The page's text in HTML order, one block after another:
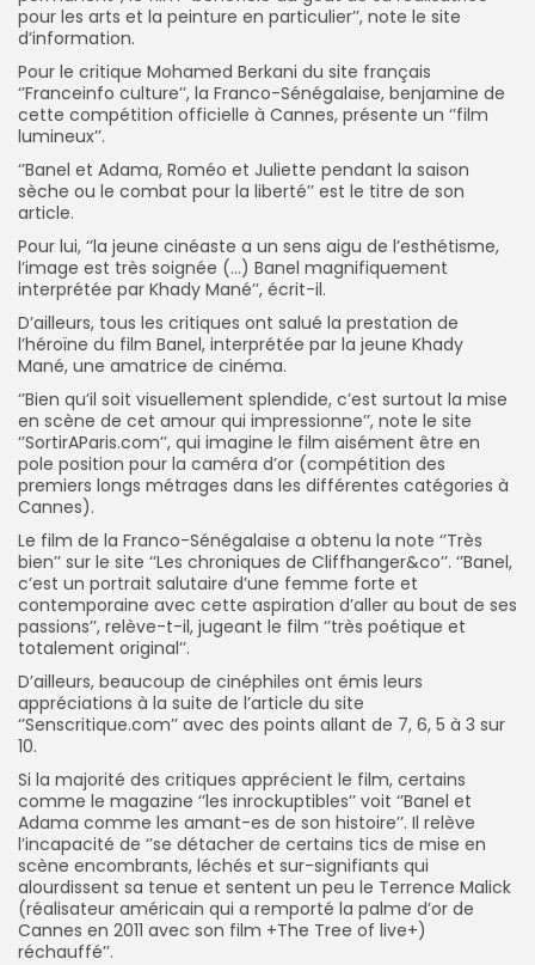
pour les arts et la peinture en particulier’’, note le site
d’information.
Pour le critique Mohamed Berkani du site français
‘’Franceinfo culture’’, la Franco-Sénégalaise, benjamine de
cette compétition officielle à Cannes, présente un ‘’film
lumineux’’.
‘’Banel et Adama, Roméo et Juliette pendant la saison
sèche ou le combat pour la liberté’’ est le titre de son
article.
Pour lui, ‘’la jeune cinéaste a un sens aigu de l’esthétisme,
l’image est très soignée (…) Banel magnifiquement
interprétée par Khady Mané’’, écrit-il.
D’ailleurs, tous les critiques ont salué la prestation de
l’héroïne du film Banel, interprétée par la jeune Khady
Mané, une amatrice de cinéma.
‘’Bien qu’il soit visuellement splendide, c’est surtout la mise
en scène de cet amour qui impressionne’’, note le site
‘’SortirAParis.com’’, qui imagine le film aisément être en
pole position pour la caméra d’or (compétition des
premiers longs métrages dans les différentes catégories à
Cannes).
Le film de la Franco-Sénégalaise a obtenu la note ‘’Très
bien’’ sur le site ‘’Les chroniques de Cliffhanger&co’’. ‘’Banel,
c’est un portrait salutaire d’une femme forte et
contemporaine avec cette aspiration d’aller au bout de ses
passions’’, relève-t-il, jugeant le film ‘’très poétique et
totalement original’’.
D’ailleurs, beaucoup de cinéphiles ont émis leurs
appréciations à la suite de l’article du site
‘’Senscritique.com’’ avec des points allant de 7, 6, 5 à 3 sur
10.
Si la majorité des critiques apprécient le film, certains
comme le magazine ‘’les inrockuptibles’’ voit ‘’Banel et
Adama comme les amant-es de son histoire’’. Il relève
l’incapacité de ‘’se détacher de certains tics de mise en
scène encombrants, léchés et sur-signifiants qui
alourdissent sa tenue et sentent un peu le Terrence Malick
(réalisateur américain qui a remporté la palme d’or de
Cannes en 2011 avec son film +The Tree of live+)
réchauffé’’.